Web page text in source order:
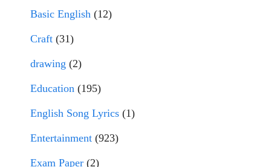
Basic English (12)
Craft (31)
drawing (2)
Education (195)
English Song Lyrics (1)
Entertainment (923)
Exam Paper (2)